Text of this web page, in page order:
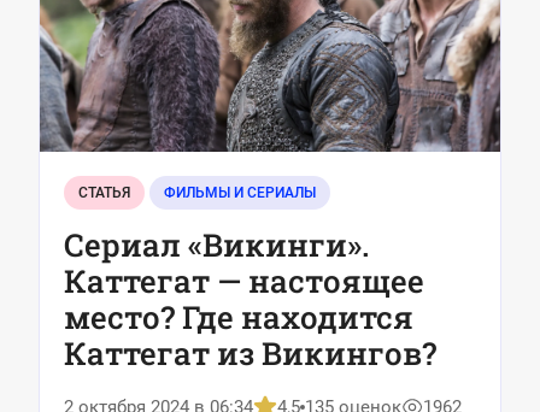
СТАТЬЯ ФИЛЬМЫ И СЕРИАЛЫ
Сериал «Викинги».
Каттегат — настоящее
место? Где находится
Каттегат из Викингов?
2 октября 2024 в 06:34 4,5 135 оценок
1962